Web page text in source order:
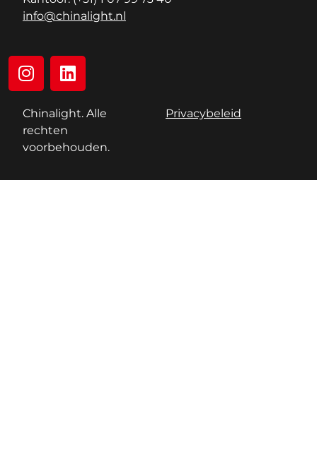
info@chinalight.nl
Chinalight. Alle
rechten
voorbehouden.
Privacybeleid